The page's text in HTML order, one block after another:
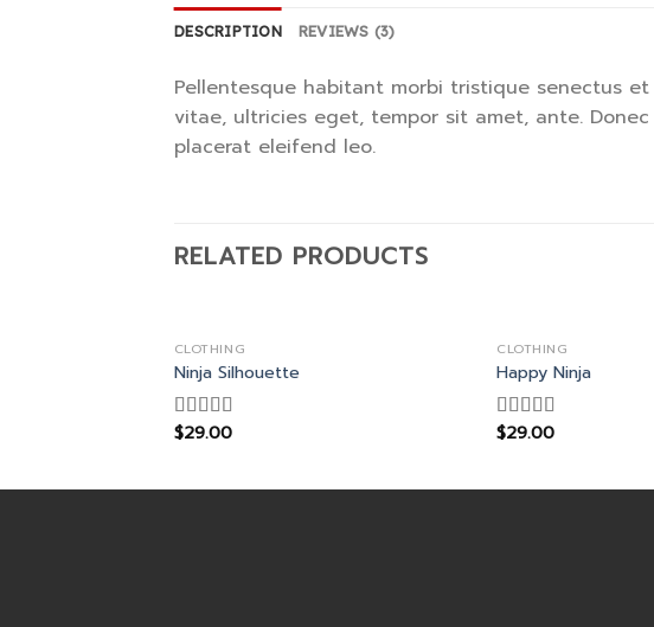
DESCRIPTION REVIEWS (3)
Pellentesque habitant morbi tristique senectus
vitae, ultricies eget, tempor sit amet, ante.
placerat eleifend leo.
RELATED PRODUCTS
CLOTHING
Ninja Silhouette
Rated
$29.00
CLOTHING
Happy Ninja
Rated
5
$29.00